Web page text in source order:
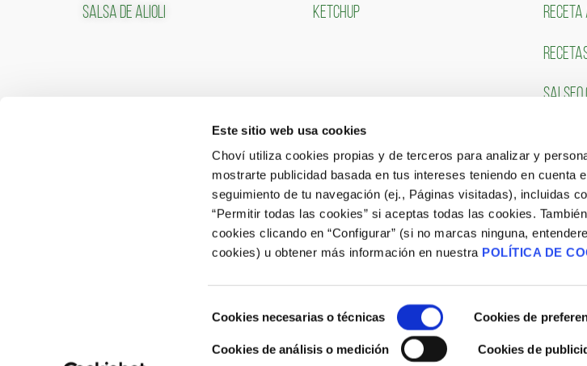
Este sitio web usa cookies
Choví utiliza cookies propias y de terceros para analizar y
mostrarte publicidad basada en tus intereses teniendo en cuenta
seguimiento de tu navegación (ej., Páginas visitadas), incluidas
“Permitir todas las cookies” si aceptas todas las cookies.
cookies clicando en “Configurar” (si no marcas ninguna,
cookies) u obtener más información en nuestra POLÍTICA DE
de
consentimiento
Cookies necesarias o técnicas Cookies de
Cookies de análisis o medición Cookies de
SALSA DE ALIOLI
KETCHUP
RECETA
SALSEO
Atención al Consumidor: 902 566 522
ÁREA CLIENTES
ACCEDER
Aviso Legal Política de Cookies